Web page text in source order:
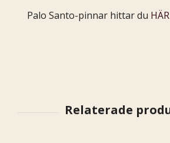
Palo Santo-pinnar hittar du HÄR